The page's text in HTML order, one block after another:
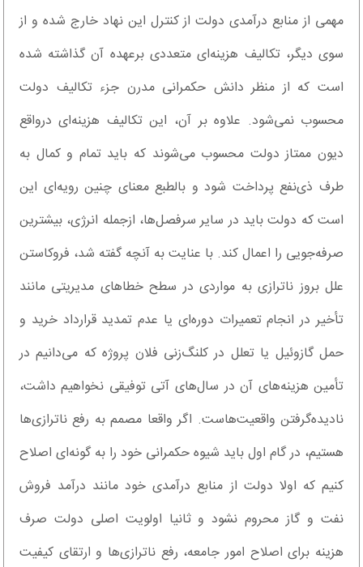
مهمی از منابع درآمدی دولت از کنترل این نهاد خارج شده‌ و از
سوی دیگر، تکالیف هزینه‌ای متعددی برعهده آن گذاشته‌ شده
است که از منظر دانش حکمرانی مدرن جزء تکالیف دولت
محسوب نمی‌شود. علاوه‌ بر آن، این تکالیف هزینه‌ای درواقع
دیون ممتاز دولت محسوب می‌شوند که باید تمام و کمال به
طرف ذی‌نفع پرداخت ‌شود و بالطبع‌ معنای چنین رویه‌ای این
است که دولت باید در سایر سرفصل‌ها، ازجمله انرژی، بیشترین
صرفه‌جویی را اعمال کند. با عنایت به آنچه گفته‌ شد، فروکاستن
علل بروز ناترازی به مواردی در سطح خطاهای مدیریتی مانند
تأخیر در انجام تعمیرات دوره‌ای‌ یا عدم تمدید قرارداد خرید و
حمل گازوئیل یا تعلل در کلنگ‌زنی فلان پروژه که می‌دانیم در
تأمین هزینه‌های آن در سال‌های آتی توفیقی نخواهیم‌ داشت،
نادیده‌گرفتن واقعیت‌هاست. اگر واقعا مصمم به رفع ناترازی‌ها
هستیم، در گام اول باید شیوه حکمرانی خود را به ‌گونه‌ای اصلاح
کنیم که اولا دولت از منابع درآمدی خود مانند درآمد فروش
نفت و گاز محروم نشود و ثانیا اولویت اصلی دولت صرف
هزینه برای اصلاح امور جامعه، رفع ناترازی‌ها و ارتقای کیفیت